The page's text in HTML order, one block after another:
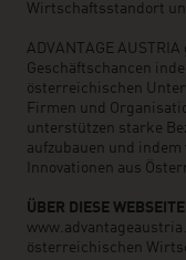
Wirtschaftsstandort
ADVANTAGE
Geschäftschancen
österreichischen
Firmen und
unterstützen starke
aufzubauen und
Innovationen aus
ÜBER DIESE WEBSEITE
österreichischen